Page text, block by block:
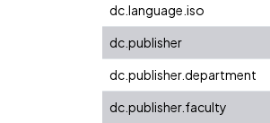
dc.language.iso
dc.publisher
dc.publisher.department
dc.publisher.faculty